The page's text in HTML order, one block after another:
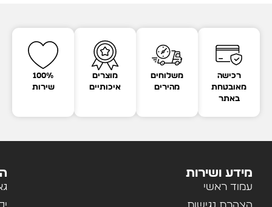
רכישה
מאובטחת
באתר
משלוחים
מהירים
מוצרים
איכותיים
100%
שירות
מידע ושירות
עמוד ראשי
הצהרת נגישות